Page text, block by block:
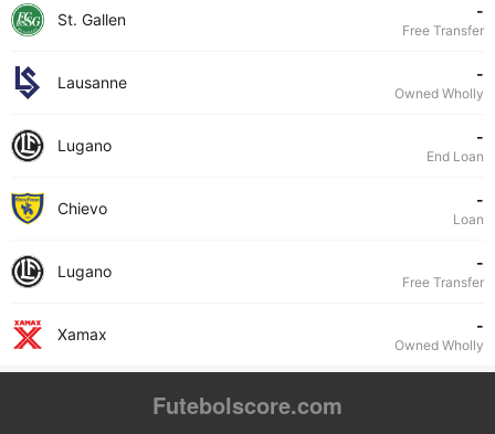
St. Gallen -
Free Transfer
Lausanne -
Owned Wholly
Lugano -
End Loan
Chievo -
Loan
Lugano -
Free Transfer
Xamax -
Owned Wholly
Futebolscore.com